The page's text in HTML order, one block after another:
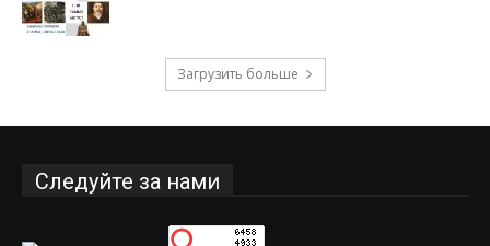
Загрузить больше
Следуйте за нами